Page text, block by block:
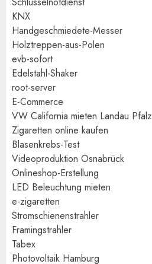
KNX
Handgeschmiedete-Messer
Holztreppen-aus-Polen
evb-sofort
Edelstahl-Shaker
root-server
E-Commerce
VW California mieten Landau Pfalz
Zigaretten online kaufen
Blasenkrebs-Test
Videoproduktion Osnabrück
Onlineshop-Erstellung
LED Beleuchtung mieten
e-zigaretten
Stromschienenstrahler
Framingstrahler
Tabex
Photovoltaik Hamburg